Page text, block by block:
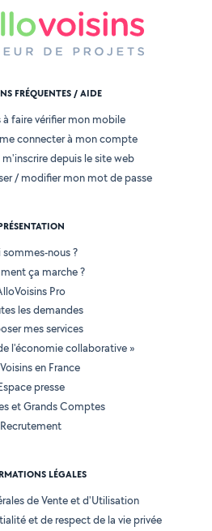
FRÉQUENTES / AIDE
à faire vérifier mon mobile
connecter à mon compte
m'inscrire depuis le site web
/ modifier mon mot de passe
sommes-nous ?
ça marche ?
Pro
les demandes
mes services
l'économie collaborative »
en France
presse
et Grands Comptes
Recrutement
LÉGALES
de Vente et d'Utilisation
et de respect de la vie privée